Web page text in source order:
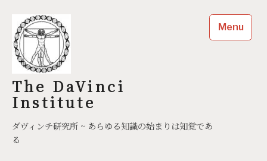
content
The DaVinci
Institute
ダヴィンチ研究所 ~ あらゆる知識の始まりは知覚であ
る
Menu